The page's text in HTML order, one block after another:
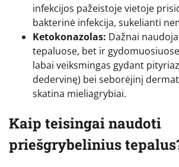
infekcijos pažeistoje vietoje
bakterinė infekcija, sukelianti
Ketokonazolas: Dažnai
tepaluose, bet ir
labai veiksmingas gydant
dedervinę) bei seborėjinį
skatina mieliagrybiai.
Kaip teisingai naudoti
priešgrybelinius